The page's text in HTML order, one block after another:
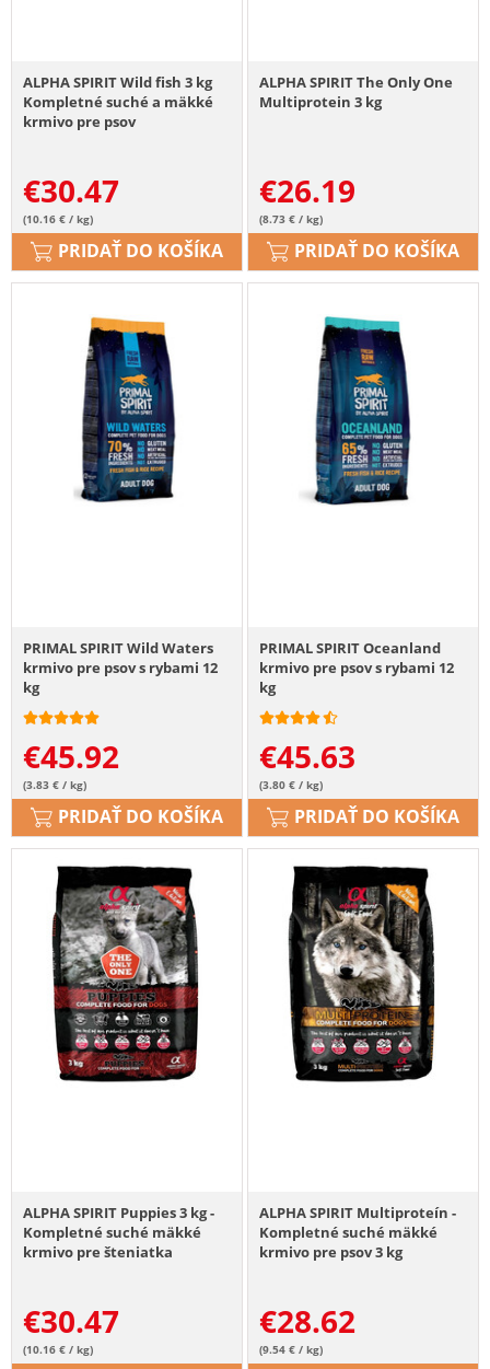
ALPHA SPIRIT Wild fish 3 kg
Kompletné suché a mäkké
krmivo pre psov
€30.47
(10.16 € / kg)
PRIDAŤ DO KOŠÍKA
ALPHA SPIRIT The Only One
Multiprotein 3 kg
€26.19
(8.73 € / kg)
PRIDAŤ DO KOŠÍKA
PRIMAL SPIRIT Wild Waters
krmivo pre psov s rybami 12
kg
€45.92
(3.83 € / kg)
PRIDAŤ DO KOŠÍKA
PRIMAL SPIRIT Oceanland
krmivo pre psov s rybami 12
kg
€45.63
(3.80 € / kg)
PRIDAŤ DO KOŠÍKA
ALPHA SPIRIT Puppies 3 kg -
Kompletné suché mäkké
krmivo pre šteniatka
€30.47
(10.16 € / kg)
ALPHA SPIRIT Multiproteín -
Kompletné suché mäkké
krmivo pre psov 3 kg
€28.62
(9.54 € / kg)